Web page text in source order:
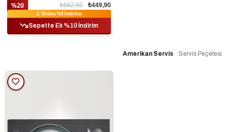
₺449,90
₺562,50
%20
2. Ürüne %5 İndirim
Sepette Ek %10 İndirim
Amerikan Servis Servis Peçetesi